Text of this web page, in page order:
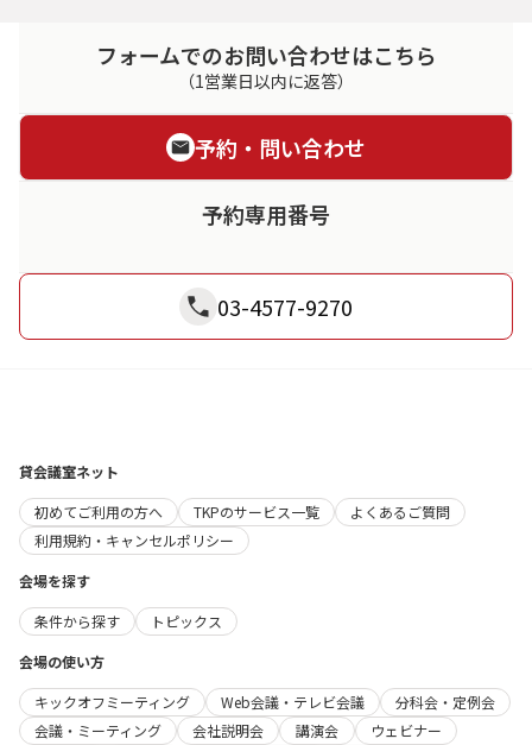
フォームでのお問い合わせはこちら
（1営業日以内に返答）
予約・問い合わせ
予約専用番号
03-4577-9270
貸会議室ネット
初めてご利用の方へ
TKPのサービス一覧
よくあるご質問
利用規約・キャンセルポリシー
会場を探す
条件から探す
トピックス
会場の使い方
キックオフミーティング
Web会議・テレビ会議
分科会・定例会
会議・ミーティング
会社説明会 講演会
ウェビナー